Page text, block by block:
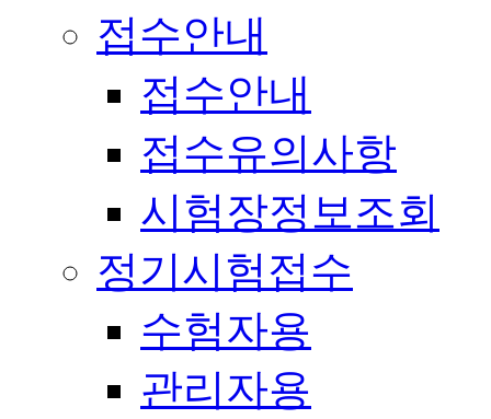
접수안내
접수안내
접수유의사항
시험장정보조회
정기시험접수
수험자용
관리자용